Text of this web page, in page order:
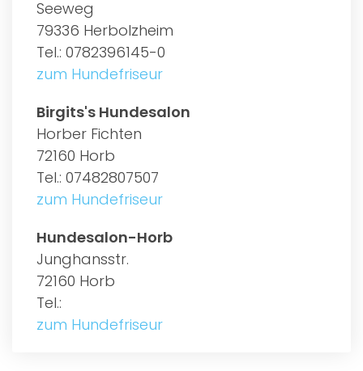
Seeweg
79336 Herbolzheim
Tel.: 0782396145-0
zum Hundefriseur
Birgits's Hundesalon
Horber Fichten
72160 Horb
Tel.: 07482807507
zum Hundefriseur
Hundesalon-Horb
Junghansstr.
72160 Horb
Tel.:
zum Hundefriseur